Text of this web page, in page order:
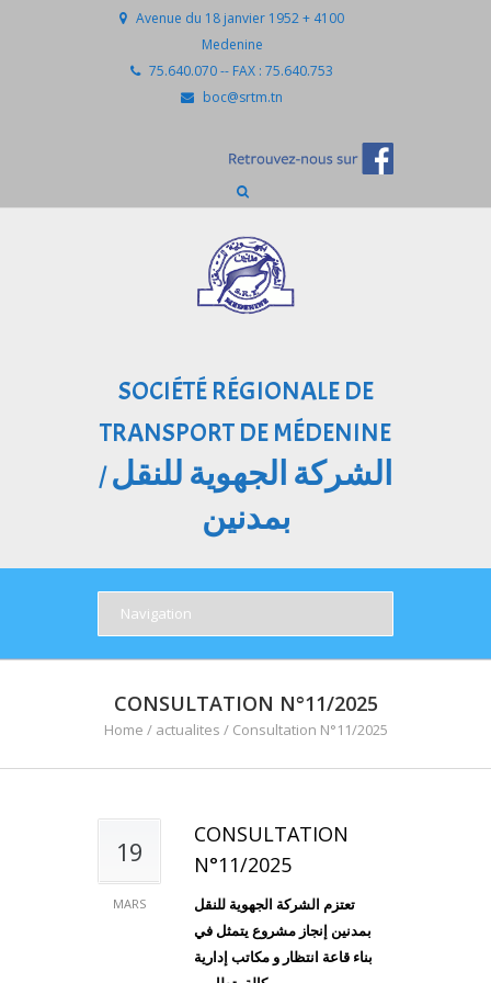
Avenue du 18 janvier 1952 + 4100
Medenine
75.640.070 -- FAX : 75.640.753
boc@srtm.tn
SOCIÉTÉ RÉGIONALE DE
TRANSPORT DE MÉDENINE
/الشركة الجهوية للنقل
بمدنين
CONSULTATION N°11/2025
Home / actualites / Consultation N°11/2025
19
MARS
CONSULTATION
N°11/2025
تعتزم الشركة الجهوية للنقل
بمدنين إنجاز مشروع يتمثل في
بناء قاعة انتظار و مكاتب إدارية